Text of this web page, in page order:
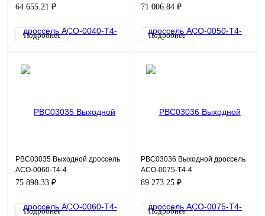
64 655.21 ₽
Подробнее
71 006.84 ₽
Подробнее
PBC03035 Выходной дроссель
ACO-0060-T4-4
75 898.33 ₽
Подробнее
PBC03036 Выходной дроссель
ACO-0075-T4-4
89 273.25 ₽
Подробнее